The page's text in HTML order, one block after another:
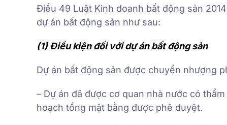
Điều 49 Luật Kinh doanh bất động sản
dự án bất động sản như sau:
(1) Điều kiện đối với dự án bất động sản
Dự án bất động sản được chuyển nhượng
– Dự án đã được cơ quan nhà nước có
hoạch tổng mặt bằng được phê duyệt.